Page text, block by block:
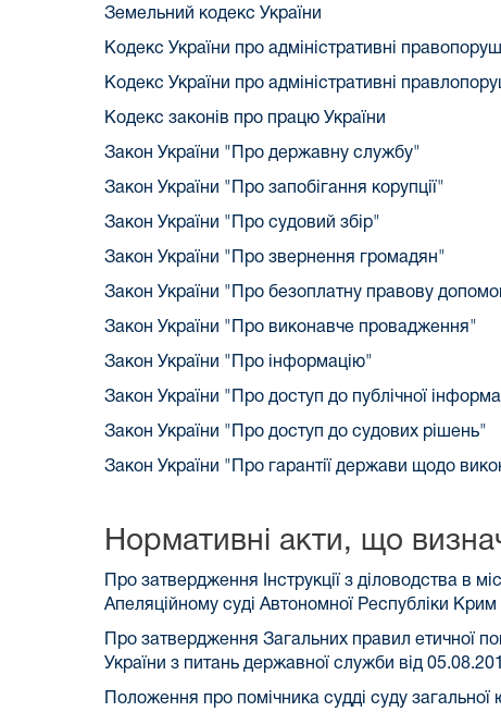
Земельний кодекс України
Кодекс України про адміністративні
Кодекс України про адміністративні
Кодекс законів про працю України
Закон України "Про державну службу"
Закон України "Про запобігання корупції"
Закон України "Про судовий збір"
Закон України "Про звернення громадян"
Закон України "Про безоплатну правову
Закон України "Про виконавче провадження"
Закон України "Про інформацію"
Закон України "Про доступ до публічної
Закон України "Про доступ до судових рішень"
Закон України "Про гарантії держави щодо
Нормативні акти, що
Про затвердження Інструкції з діловодства в
Апеляційному суді Автономної Республіки
Про затвердження Загальних правил етичної
України з питань державної служби від
Положення про помічника судді суду загальної